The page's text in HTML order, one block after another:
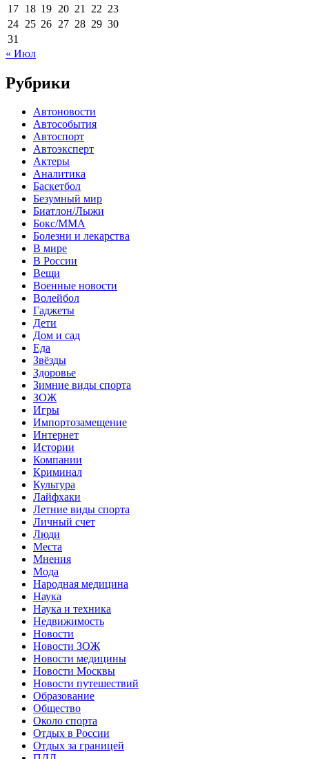
17 18 19 20 21 22 23
24 25 26 27 28 29 30
31
« Июл
Рубрики
Автоновости
Автособытия
Автоспорт
Автоэксперт
Актеры
Аналитика
Баскетбол
Безумный мир
Биатлон/Лыжи
Бокс/MMA
Болезни и лекарства
В мире
В России
Вещи
Военные новости
Волейбол
Гаджеты
Дети
Дом и сад
Еда
Звёзды
Здоровье
Зимние виды спорта
ЗОЖ
Игры
Импортозамещение
Интернет
Истории
Компании
Криминал
Культура
Лайфхаки
Летние виды спорта
Личный счет
Люди
Места
Мнения
Мода
Народная медицина
Наука
Наука и техника
Недвижимость
Новости
Новости ЗОЖ
Новости медицины
Новости Москвы
Новости путешествий
Образование
Общество
Около спорта
Отдых в России
Отдых за границей